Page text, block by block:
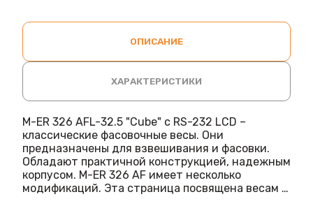
ОПИСАНИЕ
ХАРАКТЕРИСТИКИ
M-ER 326 AFL-32.5 "Cube" c RS-232 LCD –
классические фасовочные весы. Они
предназначены для взвешивания и фасовки.
Обладают практичной конструкцией, надежным
корпусом. M-ER 326 AF имеет несколько
модификаций. Эта страница посвящена весам с